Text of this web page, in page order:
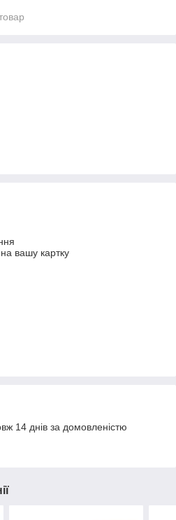
вашу картку
14 днів за домовленістю